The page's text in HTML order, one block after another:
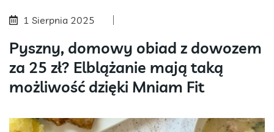
1 Sierpnia 2025
Pyszny, domowy obiad z dowozem
za 25 zł? Elblążanie mają taką
możliwość dzięki Mniam Fit